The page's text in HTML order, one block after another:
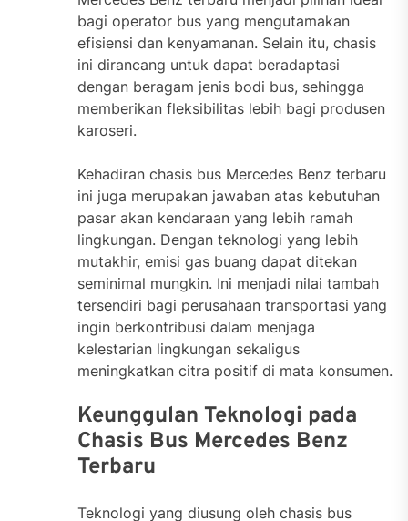
bagi operator bus yang mengutamakan
efisiensi dan kenyamanan. Selain itu, chasis
ini dirancang untuk dapat beradaptasi
dengan beragam jenis bodi bus, sehingga
memberikan fleksibilitas lebih bagi produsen
karoseri.
Kehadiran chasis bus Mercedes Benz terbaru
ini juga merupakan jawaban atas kebutuhan
pasar akan kendaraan yang lebih ramah
lingkungan. Dengan teknologi yang lebih
mutakhir, emisi gas buang dapat ditekan
seminimal mungkin. Ini menjadi nilai tambah
tersendiri bagi perusahaan transportasi yang
ingin berkontribusi dalam menjaga
kelestarian lingkungan sekaligus
meningkatkan citra positif di mata konsumen.
Keunggulan Teknologi pada
Chasis Bus Mercedes Benz
Terbaru
Teknologi yang diusung oleh chasis bus